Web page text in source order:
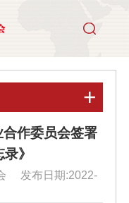
作委员会签署
》
发布日期:2022-